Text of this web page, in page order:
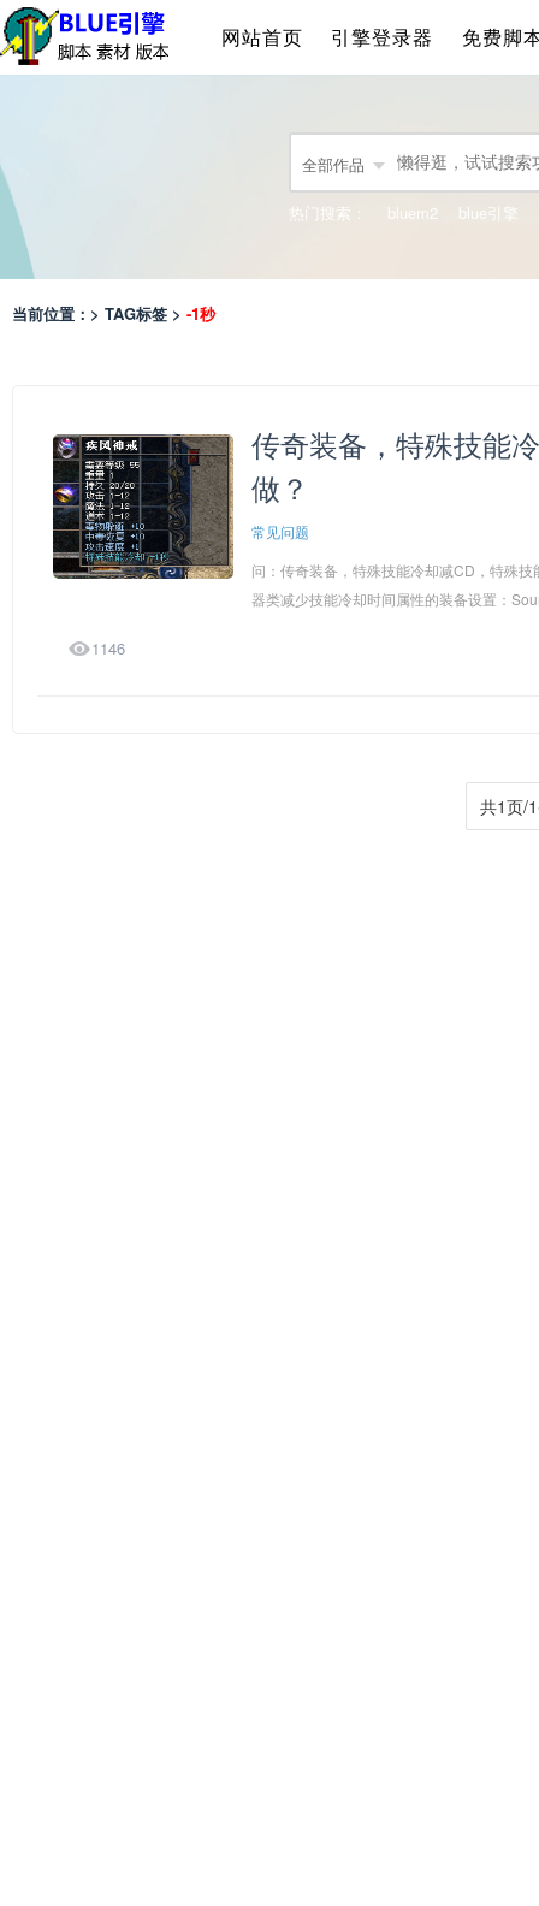
网站首页 引擎登录器 免费脚
全部作品
热门搜索： bluem2 blue引擎
当前位置：> TAG标签 > -1秒
传奇装备，特殊技能
做？
常见问题
问：传奇装备，特殊技能冷却减CD，特殊
器类减少技能冷却时间属性的装备设置：
1146
共1页/